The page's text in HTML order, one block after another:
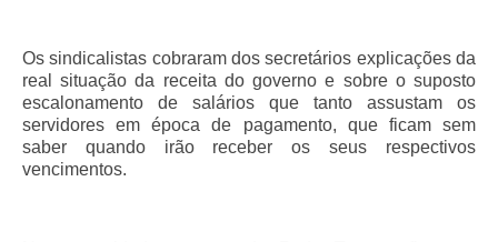
Artigos
Esportes
Nota de Falecimento
Notícias
Os sindicalistas cobraram dos secretários explicações da
real situação da receita do governo e sobre o suposto
escalonamento de salários que tanto assustam os
servidores em época de pagamento, que ficam sem
saber quando irão receber os seus respectivos
vencimentos.